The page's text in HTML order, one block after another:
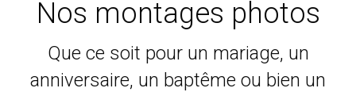
Nos montages photos
Que ce soit pour un mariage, un
anniversaire, un baptême ou bien un